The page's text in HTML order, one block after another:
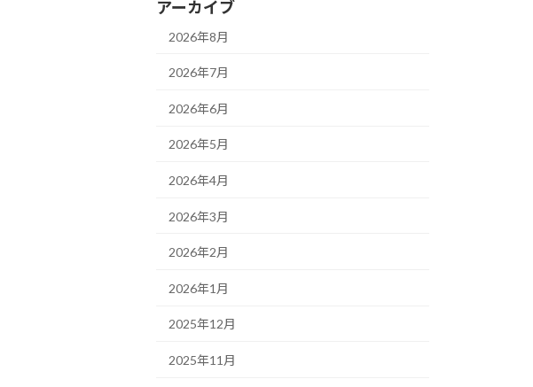
アーカイブ
2026年8月
2026年7月
2026年6月
2026年5月
2026年4月
2026年3月
2026年2月
2026年1月
2025年12月
2025年11月